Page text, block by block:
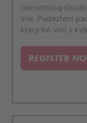
Gerontolog
vile. Podezření
který ho viní z
REGISTER